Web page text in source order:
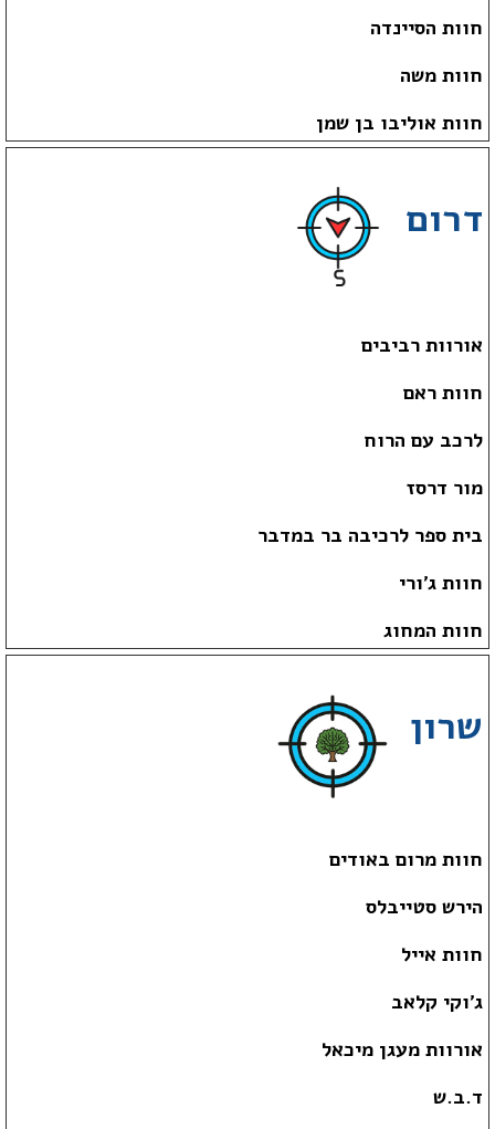
חוות הסיינדה
חוות משה
חוות אוליבו בן שמן
דרום
אורוות רביבים
חוות ראם
לרכב עם הרוח
מור דרסז
בית ספר לרכיבה בר במדבר
חוות ג'ורי
חוות המחוג
שרון
חוות מרום באודים
הירש סטייבלס
חוות אייל
ג'וקי קלאב
אורוות מעגן מיכאל
ד.ב.ש